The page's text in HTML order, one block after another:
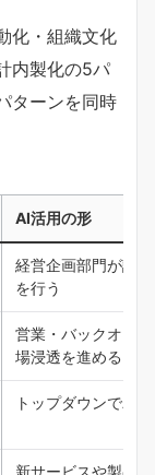
化・組織文化
内製化の5パ
ターンを同時
AI活用の形
経営企画部門が論
を行う
営業・バックオフ
場浸透を進める
トップダウンでAI